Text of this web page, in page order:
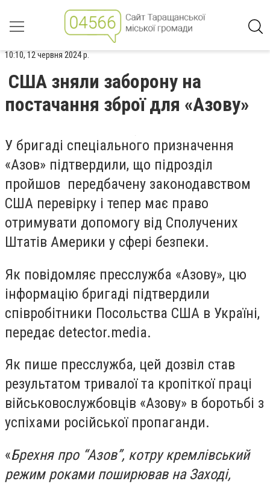
10:10, 12 червня 2024 р.
США зняли заборону на
постачання зброї для «Азову»
У бригаді спеціального призначення
«Азов» підтвердили, що підрозділ
пройшов передбачену законодавством
США перевірку і тепер має право
отримувати допомогу від Сполучених
Штатів Америки у сфері безпеки.
Як повідомляє пресслужба «Азову», цю
інформацію бригаді підтвердили
співробітники Посольства США в Україні,
передає detector.media.
Як пише пресслужба, цей дозвіл став
результатом тривалої та кропіткої праці
військовослужбовців «Азову» в боротьбі з
успіхами російської пропаганди.
«Брехня про “Азов”, котру кремлівський
режим роками поширював на Заході,